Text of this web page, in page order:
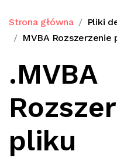
Strona główna
Pliki
MVBA Rozszerzenie
.MVBA
pliku